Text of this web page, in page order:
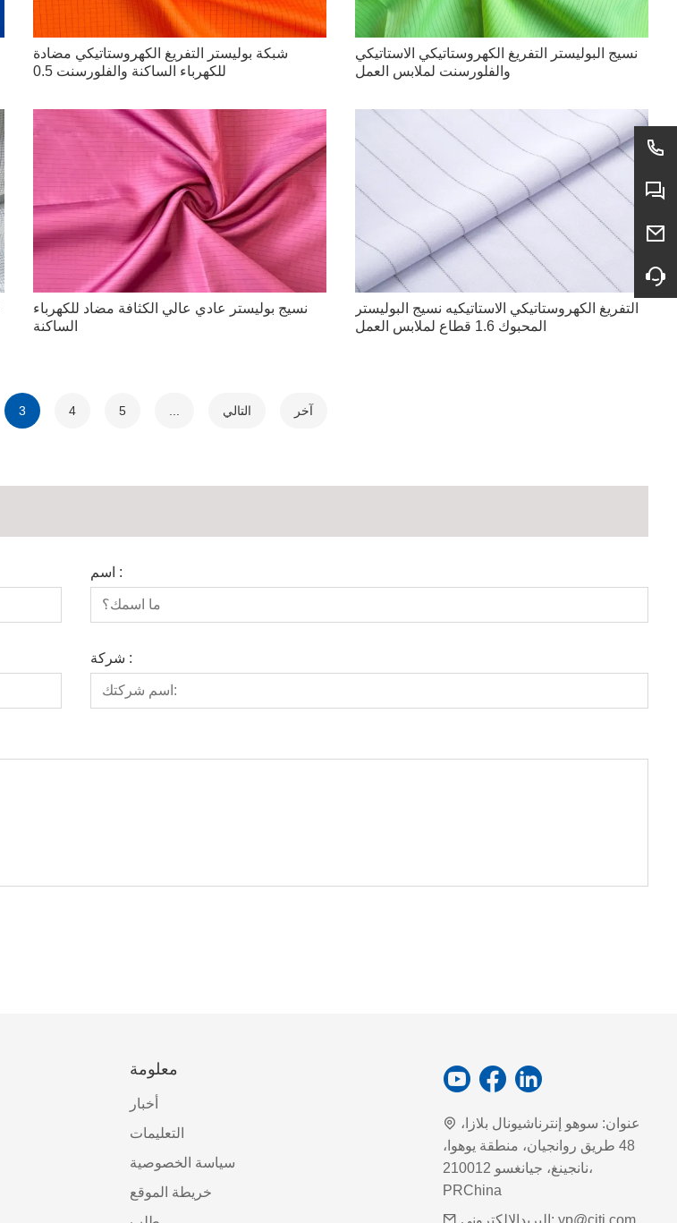
شبكة بوليستر التفريغ الكهروستاتيكي مضادة
للكهرباء الساكنة والفلورسنت 0.5
نسيج البوليستر التفريغ الكهروستاتيكي الاستاتيكي
والفلورسنت لملابس العمل
نسيج بوليستر عادي عالي الكثافة مضاد للكهرباء
الساكنة
التفريغ الكهروستاتيكي الاستاتيكيه نسيج البوليستر
المحبوك 1.6 قطاع لملابس العمل
3 4 5 التالي آخر
اسم :
شركة :
معلومة
أخبار
التعليمات
سياسة الخصوصية
خريطة الموقع
عنوان: سوهو إنترناشيونال بلازا،
48 طريق روانجيان، منطقة يوهوا،
نانجينغ، جيانغسو 210012،
PRChina
البريدالإلكتروني: yp@cjti.com